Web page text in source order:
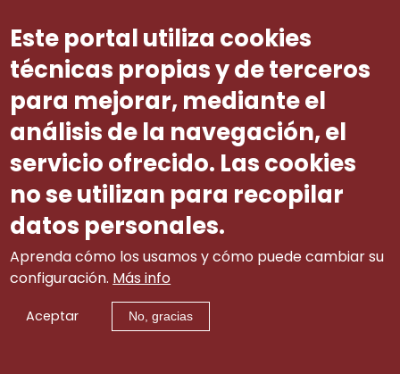
distinguir entre os proxectos aos que
se teña asignado o mesmo número
de puntos.
É evidente que a natureza das
axudas afectadas por esta Orde
non garda relación algunha coa
materia de I+D+i afectada polo
devandito escrito da Comisión
Europea, polo que se considera que
debe manterse a redacción deste
precepto contida na orde
precedente.
Este portal utiliza cookies
técnicas propias y de terceros
para mejorar, mediante el
análisis de la navegación, el
servicio ofrecido. Las cookies
no se utilizan para recopilar
datos personales.
Aprenda cómo los usamos y cómo puede cambiar su
configuración. Más info
Aceptar No, gracias